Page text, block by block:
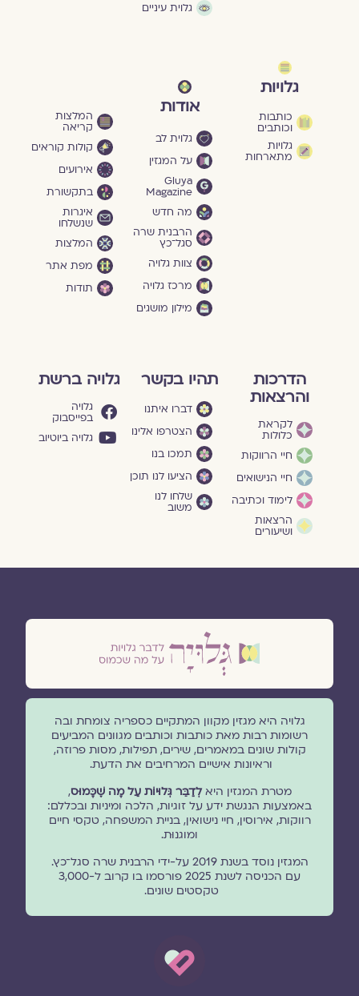
גלוית עיניים
גלויות
כותבות
וכותבים
גלויות
מתארחות
אודות
גלוית לב
על המגזין
Gluya
Magazine
מה חדש
הרבנית שרה
סגל־כץ
צוות גלויה
מרכז גלויה
מילון מושגים
המלצות
קריאה
קולות קוראים
אירועים
בתקשורת
איגרות
שנשלחו
המלצות
מפת אתר
תודות
הדרכות
והרצאות
לקראת
כלולות
חיי הרווקות
חיי הנישואים
לימוד וכתיבה
הרצאות
ושיעורים
תהיו בקשר
דברו איתנו
הצטרפו אלינו
תמכו בנו
הציעו לנו תוכן
שלחו לנו
משוב
גלויה ברשת
גלויה
בפייסבוק
גלויה ביוטיוב
גלויה היא מגזין מקוון המתקיים כספריה צומחת ובה
רשומות רבות מאת כותבות וכותבים מגוונים המביעים
קולות שונים במאמרים, שירים, תפילות, מסות פרוזה,
וראיונות אישיים המרחיבים את הדעת.
מטרת המגזין היאלְדַבֵּר גְּלוּיוֹת עַל מָה שֶׁכָּמוּס,
באמצעות הנגשת ידע על זוגיות, הלכה ומיניות ובכללם:
רווקות, אירוסין, חיי נישואין, בניית המשפחה, טקסי חיים
ומוגנוּת.
המגזין נוסד בשנת 2019 על-ידי הרבנית שרה סגל־כץ.
עם הכניסה לשנת 2025 פורסמו בו קרוב ל-3,000
טקסטים שונים.